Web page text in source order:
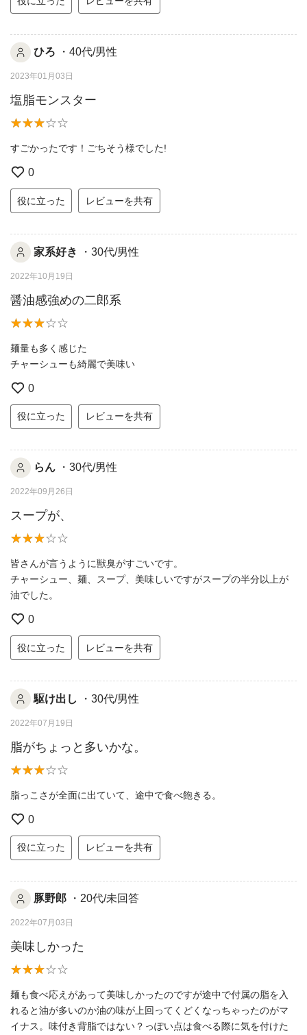
ひろ ・40代/男性
2023年01月03日
塩脂モンスター
すごかったです！ごちそう様でした!
0
役に立った レビューを共有
家系好き ・30代/男性
2022年10月19日
醤油感強めの二郎系
麺量も多く感じた
チャーシューも綺麗で美味い
0
役に立った レビューを共有
らん ・30代/男性
2022年09月26日
スープが、
皆さんが言うように獣臭がすごいです。
チャーシュー、麺、スープ、美味しいですがスープの半分以上が
油でした。
0
役に立った レビューを共有
駆け出し ・30代/男性
2022年07月19日
脂がちょっと多いかな。
脂っこさが全面に出ていて、途中で食べ飽きる。
0
役に立った レビューを共有
豚野郎 ・20代/未回答
2022年07月03日
美味しかった
麺も食べ応えがあって美味しかったのですが途中で付属の脂を入
れると油が多いのか油の味が上回ってくどくなっちゃったのがマ
イナス。味付き背脂ではない？っぽい点は食べる際に気を付けた